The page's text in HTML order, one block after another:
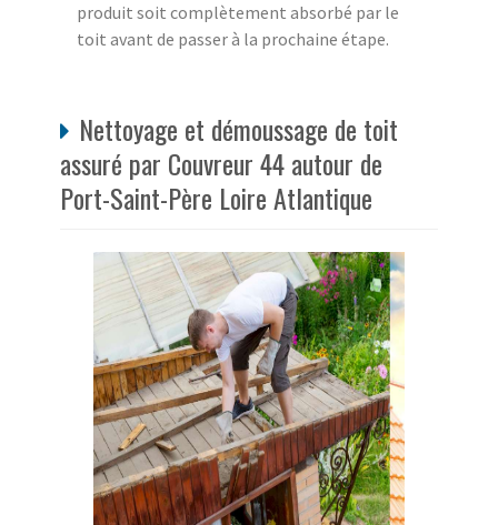
produit soit complètement absorbé par le
toit avant de passer à la prochaine étape.
Nettoyage et démoussage de toit
assuré par Couvreur 44 autour de
Port-Saint-Père Loire Atlantique